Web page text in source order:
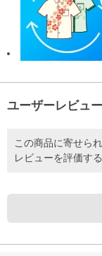
ユーザーレビュー
この商品に寄せら
レビューを評価す